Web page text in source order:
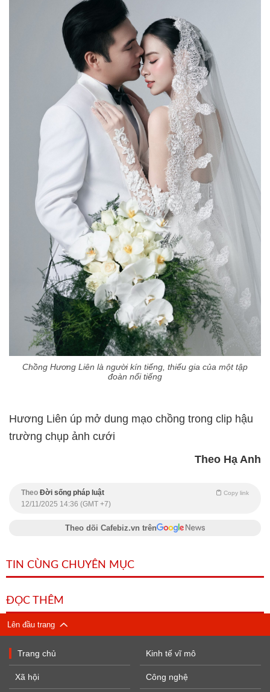
Chồng Hương Liên là người kín tiếng, thiếu gia của một tập
đoàn nổi tiếng
Hương Liên úp mở dung mạo chồng trong clip hậu
trường chụp ảnh cưới
Theo Hạ Anh
Theo Đời sống pháp luật Copy link
12/11/2025 14:36 (GMT +7)
Theo dõi Cafebiz.vn trên
TIN CÙNG CHUYÊN MỤC
ĐỌC THÊM
Lên đầu trang
Trang chủ
Xã hội
Kinh tế vĩ mô
Công nghệ